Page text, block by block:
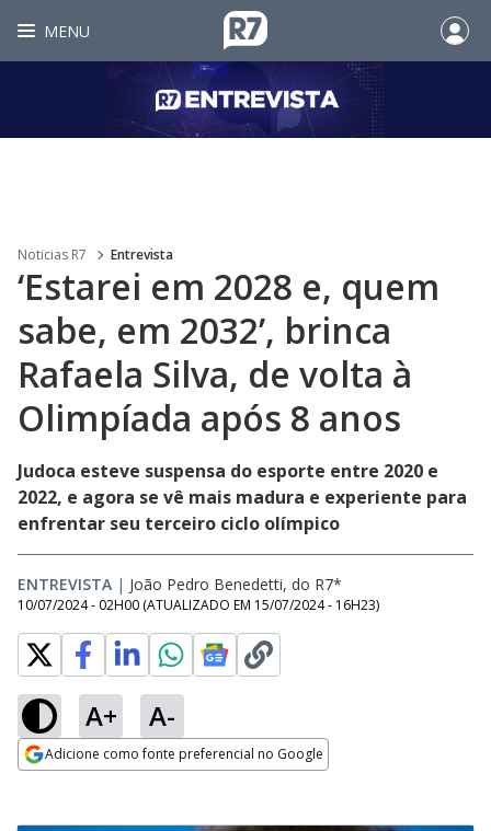
MENU
Noticias R7 Entrevista
‘Estarei em 2028 e, quem
sabe, em 2032’, brinca
Rafaela Silva, de volta à
Olimpíada após 8 anos
Judoca esteve suspensa do esporte entre 2020 e
2022, e agora se vê mais madura e experiente para
enfrentar seu terceiro ciclo olímpico
ENTREVISTA | João Pedro Benedetti, do R7*
10/07/2024 - 02H00 (ATUALIZADO EM 15/07/2024 - 16H23)
A+ A-
Adicione como fonte preferencial no Google